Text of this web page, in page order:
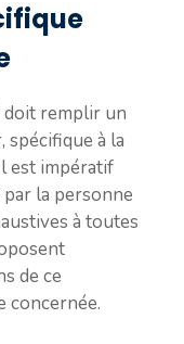
doit remplir un
spécifique à la
est impératif
la personne
à toutes
de ce
concernée.